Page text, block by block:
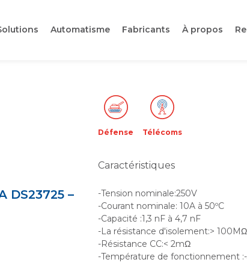
Automatisme Fabricants À propos
Défense Télécoms
Caractéristiques
DS23725 –
-Tension nominale:250V
-Courant nominale: 10A à 50ºC
-Capacité :1,3 nF à 4,7 nF
-La résistance d'isolement:> 100MΩ
-Résistance CC:< 2mΩ
-Température de fonctionnement :-